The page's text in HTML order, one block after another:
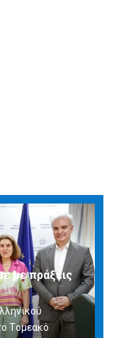
με πράξεις
Tομεακό